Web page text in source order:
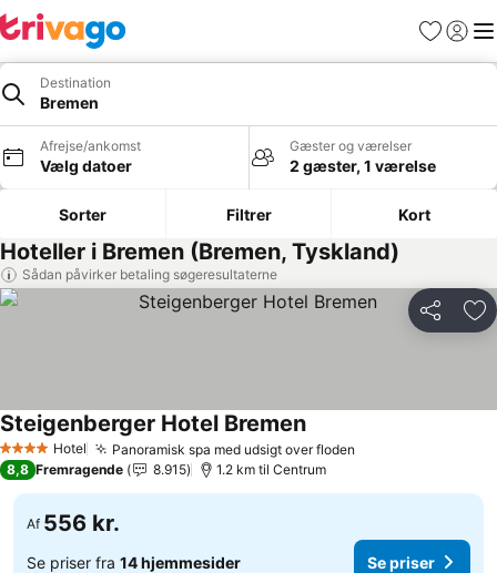
Favoritter
Log ind
Destination
Bremen
Afrejse/ankomst
Vælg datoer
Gæster og værelser
2 gæster, 1 værelse
Sorter Filtrer Kort
Hoteller i Bremen (Bremen, Tyskland)
Sådan påvirker betaling søgeresultaterne
Del
4 StjernerHotel Panoramisk spa med udsigt over floden
Steigenberger Hotel Bremen
8,8 Fremragende 8.915 1.2 km til Centrum
Af 556 kr.
Se priser fra 14 hjemmesider Se priser